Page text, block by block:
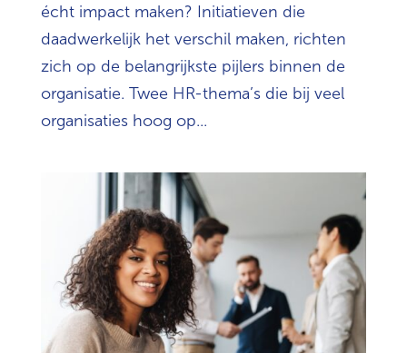
écht impact maken? Initiatieven die
daadwerkelijk het verschil maken, richten
zich op de belangrijkste pijlers binnen de
organisatie. Twee HR-thema’s die bij veel
organisaties hoog op...